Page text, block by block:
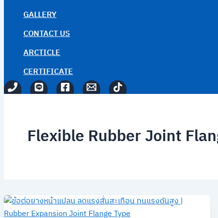
GALLERY
CONTACT US
ARCTICLE
CERTIFICATE
Flexible Rubber Joint